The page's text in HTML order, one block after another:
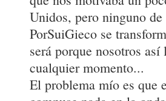
Unidos, pero ninguno
PorSuiGieco se
será porque nosotros
cualquier momento...
El problema mío es que